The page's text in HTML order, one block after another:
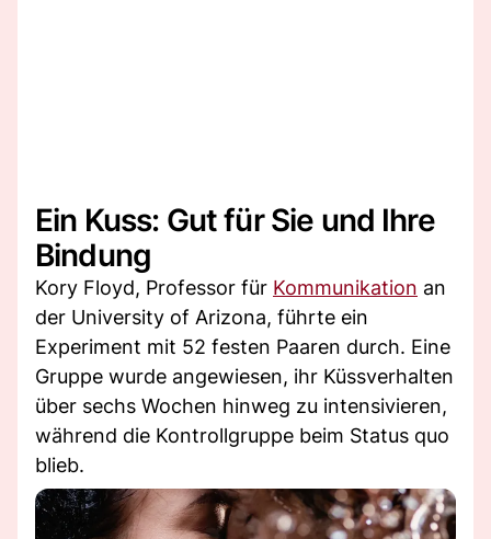
Ein Kuss: Gut für Sie und Ihre
Bindung
Kory Floyd, Professor für Kommunikation an
der University of Arizona, führte ein
Experiment mit 52 festen Paaren durch. Eine
Gruppe wurde angewiesen, ihr Küssverhalten
über sechs Wochen hinweg zu intensivieren,
während die Kontrollgruppe beim Status quo
blieb.